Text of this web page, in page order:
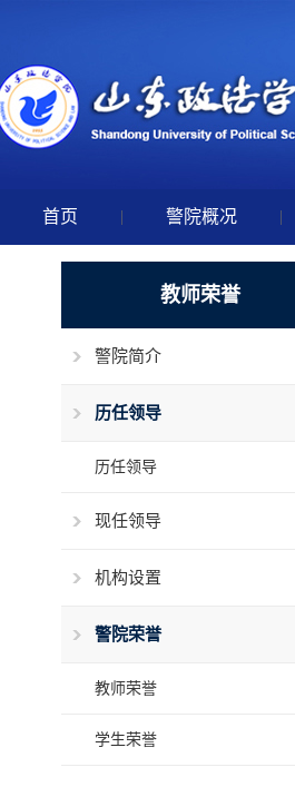
首页 | 警院概况 |
教师荣誉
警院简介
历任领导
历任领导
现任领导
机构设置
警院荣誉
教师荣誉
学生荣誉